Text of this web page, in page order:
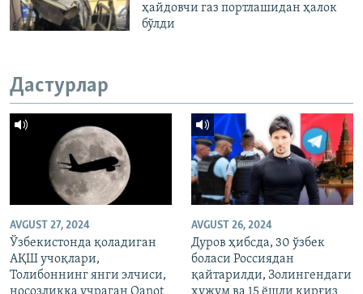
ҳайдовчи газ портлашидан ҳалок
бўлди
Дастурлар
AVGUST 27, 2024
Ўзбекистонда қоладиган
АҚШ учоқлари,
Толибоннинг янги элчиси,
носозликка учраган Qanot
AVGUST 26, 2024
Дуров ҳибсда, 30 ўзбек
боласи Россиядан
қайтарилди, Золингендаги
ҳужум ва 15 ёшли қирғиз